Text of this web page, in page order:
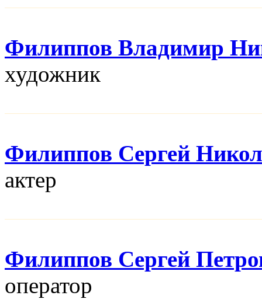
Филиппов Владимир
художник
Филиппов Сергей
актер
Филиппов Сергей
оператор